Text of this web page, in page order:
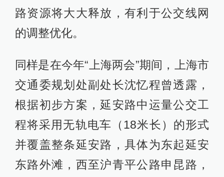
路资源将大大释放，有利于公交线网
的调整优化。
同样是在今年“上海两会”期间，上海市
交通委规划处副处长沈忆程曾透露，
根据初步方案，延安路中运量公交工
程将采用无轨电车（18米长）的形式
并覆盖整条延安路，具体为东起延安
东路外滩，西至沪青平公路申昆路，